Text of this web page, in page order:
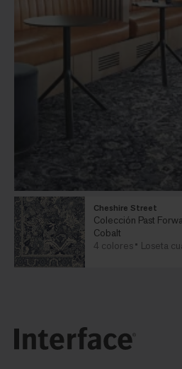
Cheshire Street
Colección Past
Cobalt
4 colores
Loseta